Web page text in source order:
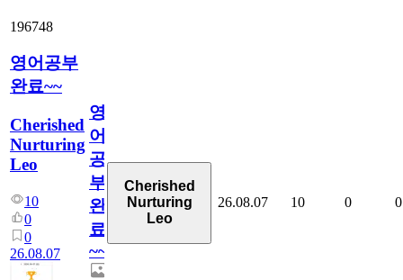
196748
영어공부
완료~~
Cherished
Nurturing
Leo
10
0
0
26.08.07
영
어
공
부
완
료
~~
Cherished
Nurturing
Leo
26.08.07 10 0 0